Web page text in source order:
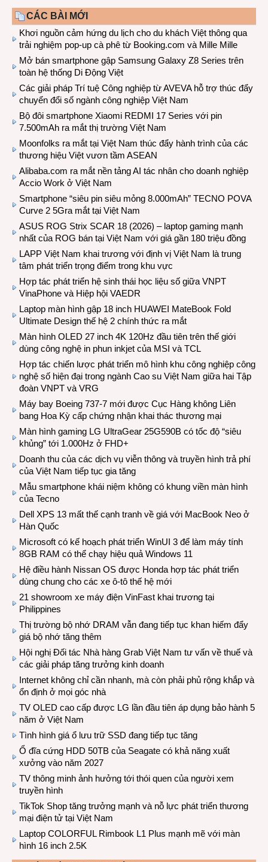
CÁC BÀI MỚI
Khơi nguồn cảm hứng du lịch cho du khách Việt thông qua
trải nghiệm pop-up cà phê từ Booking.com và Mille Mille
Mở bán smartphone gập Samsung Galaxy Z8 Series trên
toàn hệ thống Di Động Việt
Các giải pháp Trí tuệ Công nghiệp từ AVEVA hỗ trợ thúc đẩy
chuyển đổi số ngành công nghiệp Việt Nam
Bộ đôi smartphone Xiaomi REDMI 17 Series với pin
7.500mAh ra mắt thị trường Việt Nam
Moonfolks ra mắt tại Việt Nam thúc đẩy hành trình của các
thương hiệu Việt vươn tầm ASEAN
Alibaba.com ra mắt nền tảng AI tác nhân cho doanh nghiệp
Accio Work ở Việt Nam
Smartphone “siêu pin siêu mỏng 8.000mAh” TECNO POVA
Curve 2 5Gra mắt tại Việt Nam
ASUS ROG Strix SCAR 18 (2026) – laptop gaming mạnh
nhất của ROG bán tại Việt Nam với giá gần 180 triệu đồng
LAPP Việt Nam khai trương với định vị Việt Nam là trung
tâm phát triển trọng điểm trong khu vực
Hợp tác phát triển hệ sinh thái học liệu số giữa VNPT
VinaPhone và Hiệp hội VAEDR
Laptop màn hình gập 18 inch HUAWEI MateBook Fold
Ultimate Design thế hệ 2 chính thức ra mắt
Màn hình OLED 27 inch 4K 120Hz đầu tiên trên thế giới
dùng công nghệ in phun inkjet của MSI và TCL
Hợp tác chiến lược phát triển mô hình khu công nghiệp công
nghệ số hiện đại trong ngành Cao su Việt Nam giữa hai Tập
đoàn VNPT và VRG
Máy bay Boeing 737-7 mới được Cục Hàng không Liên
bang Hoa Kỳ cấp chứng nhận khai thác thương mại
Màn hình gaming LG UltraGear 25G590B có tốc độ “siêu
khủng” tới 1.000Hz ở FHD+
Doanh thu của các dịch vụ viễn thông và truyền hình trả phí
của Việt Nam tiếp tục gia tăng
Mẫu smartphone khái niệm không có khung viền màn hình
của Tecno
Dell XPS 13 mất thế cạnh tranh về giá với MacBook Neo ở
Hàn Quốc
Microsoft có kế hoạch phát triển WinUI 3 để làm máy tính
8GB RAM có thể chạy hiệu quả Windows 11
Hệ điều hành Nissan OS được Honda hợp tác phát triển
dùng chung cho các xe ô-tô thế hệ mới
21 showroom xe máy điện VinFast khai trương tại
Philippines
Thị trường bộ nhớ DRAM vẫn đang tiếp tục khan hiếm đẩy
giá bộ nhớ tăng thêm
Hội nghị Đối tác Nhà hàng Grab Việt Nam tư vấn về thuế và
các giải pháp tăng trưởng kinh doanh
Internet không chỉ cần nhanh, mà còn phải phủ rộng khắp và
ổn định ở mọi góc nhà
TV OLED cao cấp được LG lần đầu tiên áp dụng bảo hành 5
năm ở Việt Nam
Tình hình giá ổ lưu trữ SSD đang tiếp tục tăng
Ổ đĩa cứng HDD 50TB của Seagate có khả năng xuất
xưởng vào năm 2027
TV thông minh ảnh hưởng tới thói quen của người xem
truyền hình
TikTok Shop tăng trưởng mạnh và nỗ lực phát triển thương
mại điện tử tại Việt Nam
Laptop COLORFUL Rimbook L1 Plus mạnh mẽ với màn
hình 16 inch 2.5K